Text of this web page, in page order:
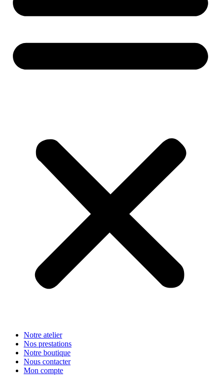
Notre atelier
Nos prestations
Notre boutique
Nous contacter
Mon compte